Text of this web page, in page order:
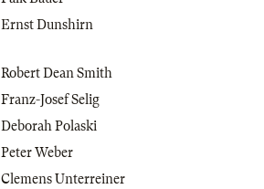
Ernst Dunshirn
Robert Dean Smith
Franz-Josef Selig
Deborah Polaski
Peter Weber
Clemens Unterreiner